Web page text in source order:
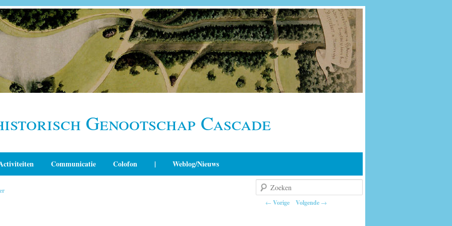
Genootschap Cascade
Communicatie Colofon | Weblog/Nieuws
Berichtnavigatie
← Vorige Volgende →